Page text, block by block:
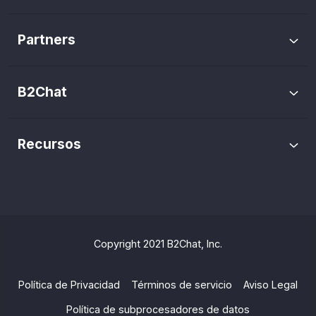
Inbox de chats
Analítica e informes
App Móvil
Ecommerce
Automatizaciones
Cómo se cobra
Partners
B2Chat
Trabaja con nosotros
Recursos
Crear Links de WhatsApp
Copyright 2021 B2Chat, Inc.
Política de Privacidad Términos de servicio Aviso Legal
Política de subprocesadores de datos